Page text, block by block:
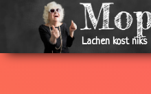
Lachen kost niks
2010
31 Mar
2010
Golfen